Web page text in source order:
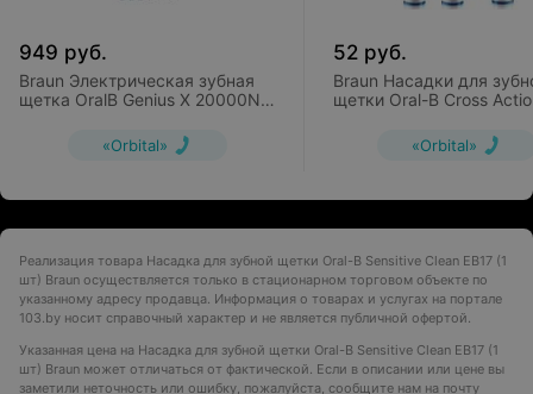
949 руб.
Braun Электрическая зубная
щетка OralB Genius X 20000N
«Orbital»
52 руб.
Braun Насадки для
щетки Oral-B Cross
«Orbital»
Реализация товара Насадка для зубной щетки Oral-B Sensitive Clean EB17 (1
шт) Braun осуществляется только в стационарном торговом объекте по
указанному адресу продавца. Информация о товарах и услугах на портале
103.by носит справочный характер и не является публичной офертой.
Указанная цена на Насадка для зубной щетки Oral-B Sensitive Clean EB17 (1
шт) Braun может отличаться от фактической. Если в описании или цене вы
заметили неточность или ошибку, пожалуйста, сообщите нам на почту